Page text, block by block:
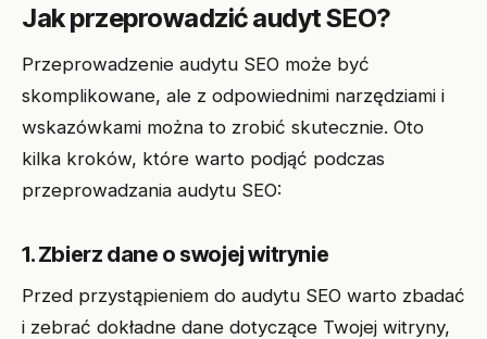
Jak przeprowadzić audyt SEO?
Przeprowadzenie audytu SEO może być
skomplikowane, ale z odpowiednimi narzędziami i
wskazówkami można to zrobić skutecznie. Oto
kilka kroków, które warto podjąć podczas
przeprowadzania audytu SEO:
1. Zbierz dane o swojej witrynie
Przed przystąpieniem do audytu SEO warto zbadać
i zebrać dokładne dane dotyczące Twojej witryny,